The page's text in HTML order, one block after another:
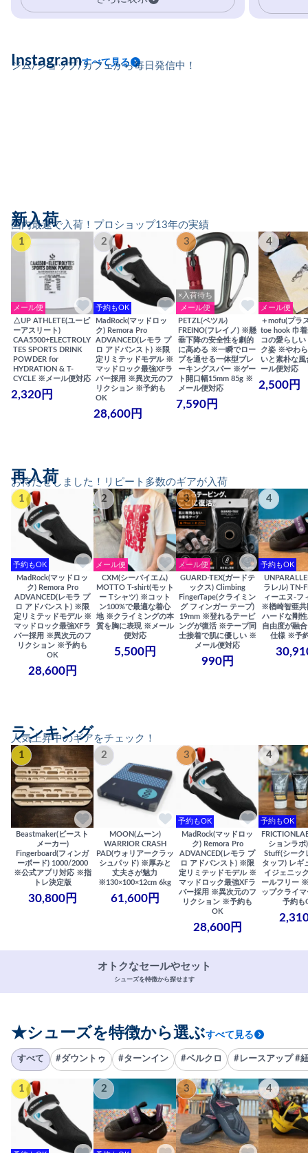
ジム/ショップ/カフェから毎日発信中！
Instagramすべて見る
国内最速で入荷！プロショップ13年の実績
新入荷
1
メール便
△UP ATHLETE(ユーピ
ーアスリート)
CAA5500+ELECTROLY
TES SPORTS DRINK
POWDER for
HYDRATION & T-
CYCLE ※メール便対応
2,320円
2
予約もOK
MadRock(マッドロッ
ク) Remora Pro
ADVANCED(レモラ プ
ロ アドバンスト) ※限
定リミテッドモデル ※
マッドロック最強XFラ
バー採用 ※異次元のフ
リクション ※予約も
OK
28,600円
3
×入荷待ち
メール便
PETZL(ペツル)
FREINO(フレイノ) ※懸
垂下降の安全性を劇的
に高める ※一瞬でロー
プを通せる一体型ブレ
ーキングスパー ※ゲー
ト開口幅15mm 85g ※
メール便対応
7,590円
4
メール便
＋mofu(プラ
toe hook 巾
コの愛らしい
ク姿 ※やわ
いと素朴な
ール便対応
2,500円
お待たせしました！リピート多数のギアが入荷
再入荷
1
予約もOK
MadRock(マッドロッ
ク) Remora Pro
ADVANCED(レモラ プ
ロ アドバンスト) ※限
定リミテッドモデル ※
マッドロック最強XFラ
バー採用 ※異次元のフ
リクション ※予約も
OK
28,600円
2
メール便
CXM(シーバイエム)
MOTTO T-shirt(モット
ー Tシャツ) ※コット
ン100%で最適な着心
地 ※クライミングの本
質を胸に表現 ※メール
便対応
5,500円
3
メール便
GUARD-TEX(ガードテ
ックス) Climbing
FingerTape(クライミン
グ フィンガー テープ)
19mm ※登れるテーピ
ングが復活 ※テープ同
士接着で肌に優しい ※
メール便対応
990円
4
予約もOK
ラレル) TN-
ィーエヌ-フ
※楢崎智亜
ハードな剛
自由度が融
仕様 ※予
人気上昇中のギアをチェック！
ランキング
1
Beastmaker(ビースト
メーカー)
Fingerboard(フィンガ
ーボード) 1000/2000
※公式アプリ対応 ※指
トレ決定版
30,800円
2
MOON(ムーン)
WARRIOR CRASH
PAD(ウォリアークラッ
シュパッド) ※厚みと
丈夫さが魅力
※130×100×12cm 6kg
61,600円
3
予約もOK
MadRock(マッドロッ
ク) Remora Pro
ADVANCED(レモラ プ
ロ アドバンスト) ※限
定リミテッドモデル ※
マッドロック最強XFラ
バー採用 ※異次元のフ
リクション ※予約も
OK
28,600円
4
予約もOK
ションラボ
Stuff(シーク
タッフ) レギ
イジェニッ
ールフリー
ップクライ
予約も
オトクなセールやセット
シューズを特徴から探せます
★シューズを特徴から選ぶすべて見る
すべて #ダウントゥ #ターンイン #ベルクロ #レースアップ #
1 2 3 4